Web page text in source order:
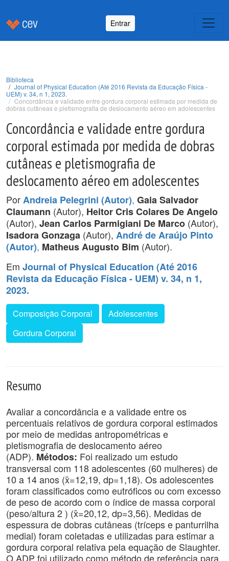
Entrar
Biblioteca
Journal of Physical Education (Até 2016 Revista da Educação Física -
UEM) v. 34, n 1, 2023.
Concordância e validade entre gordura corporal estimada por medida de
dobras cutâneas e pletismografia de deslocamento aéreo em adolescentes
Concordância e validade entre gordura
corporal estimada por medida de dobras
cutâneas e pletismografia de
deslocamento aéreo em adolescentes
PorAndreia Pelegrini (Autor), Gaia Salvador
Claumann (Autor), Heitor Cris Colares De Angelo
(Autor), Jean Carlos Parmigiani De Marco (Autor),
Isadora Gonzaga (Autor), André de Araújo Pinto
(Autor), Matheus Augusto Bim (Autor).
Em Journal of Physical Education (Até 2016
Revista da Educação Física - UEM) v. 34, n 1,
2023.
Composição Corporal
Adolescentes
Gordura Corporal
Resumo
Avaliar a concordância e a validade entre os
percentuais relativos de gordura corporal estimados
por meio de medidas antropométricas e
pletismografia de deslocamento aéreo
(ADP). Métodos: Foi realizado um estudo
transversal com 118 adolescentes (60 mulheres) de
10 a 14 anos (x̄=12,19, dp=1,18). Os adolescentes
foram classificados como eutróficos ou com excesso
de peso de acordo com o índice de massa corporal
(peso/altura 2 ) (x̄=20,12, dp=3,56). Medidas de
espessura de dobras cutâneas (tríceps e panturrilha
medial) foram coletadas e utilizadas para estimar a
gordura corporal relativa pela equação de Slaughter.
O ADP foi utilizado como método de referência para